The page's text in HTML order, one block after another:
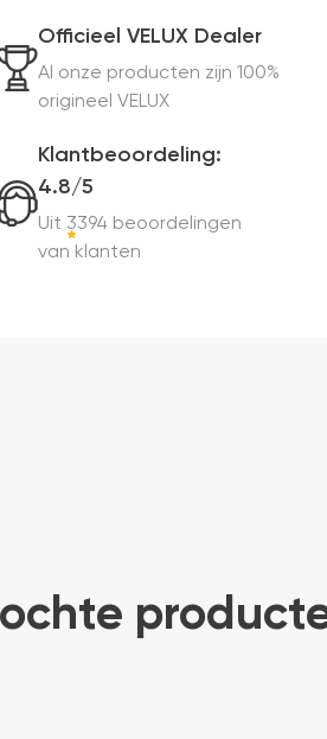
Officieel VELUX Dealer
Al onze producten zijn 100%
origineel VELUX
Klantbeoordeling:
4.8/5
Uit 3394 beoordelingen
van klanten